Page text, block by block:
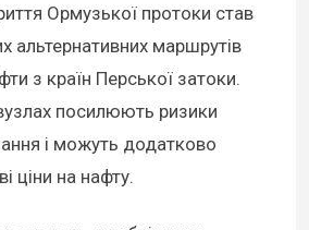
Ормузької протоки став
альтернативних маршрутів
з країн Перської затоки.
посилюють ризики
і можуть додатково
ціни на нафту.